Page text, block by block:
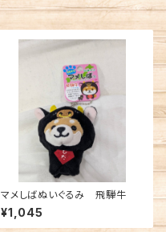
マメしばぬいぐるみ 飛騨牛
¥1,045